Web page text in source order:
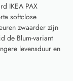
IKEA PAX
softclose
zwaarder zijn
de Blum-variant
levensduur en